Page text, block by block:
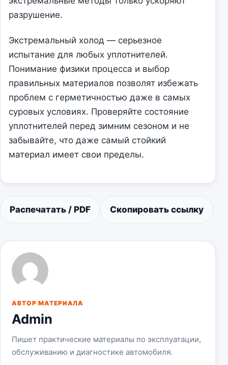
разрушение.
Экстремальный холод — серьезное
испытание для любых уплотнителей.
Понимание физики процесса и выбор
правильных материалов позволят избежать
проблем с герметичностью даже в самых
суровых условиях. Проверяйте состояние
уплотнителей перед зимним сезоном и не
забывайте, что даже самый стойкий
материал имеет свои пределы.
Распечатать / PDF Скопировать ссылку
АВТОР МАТЕРИАЛА
Admin
Пишет практические материалы по эксплуатации,
обслуживанию и диагностике автомобиля.